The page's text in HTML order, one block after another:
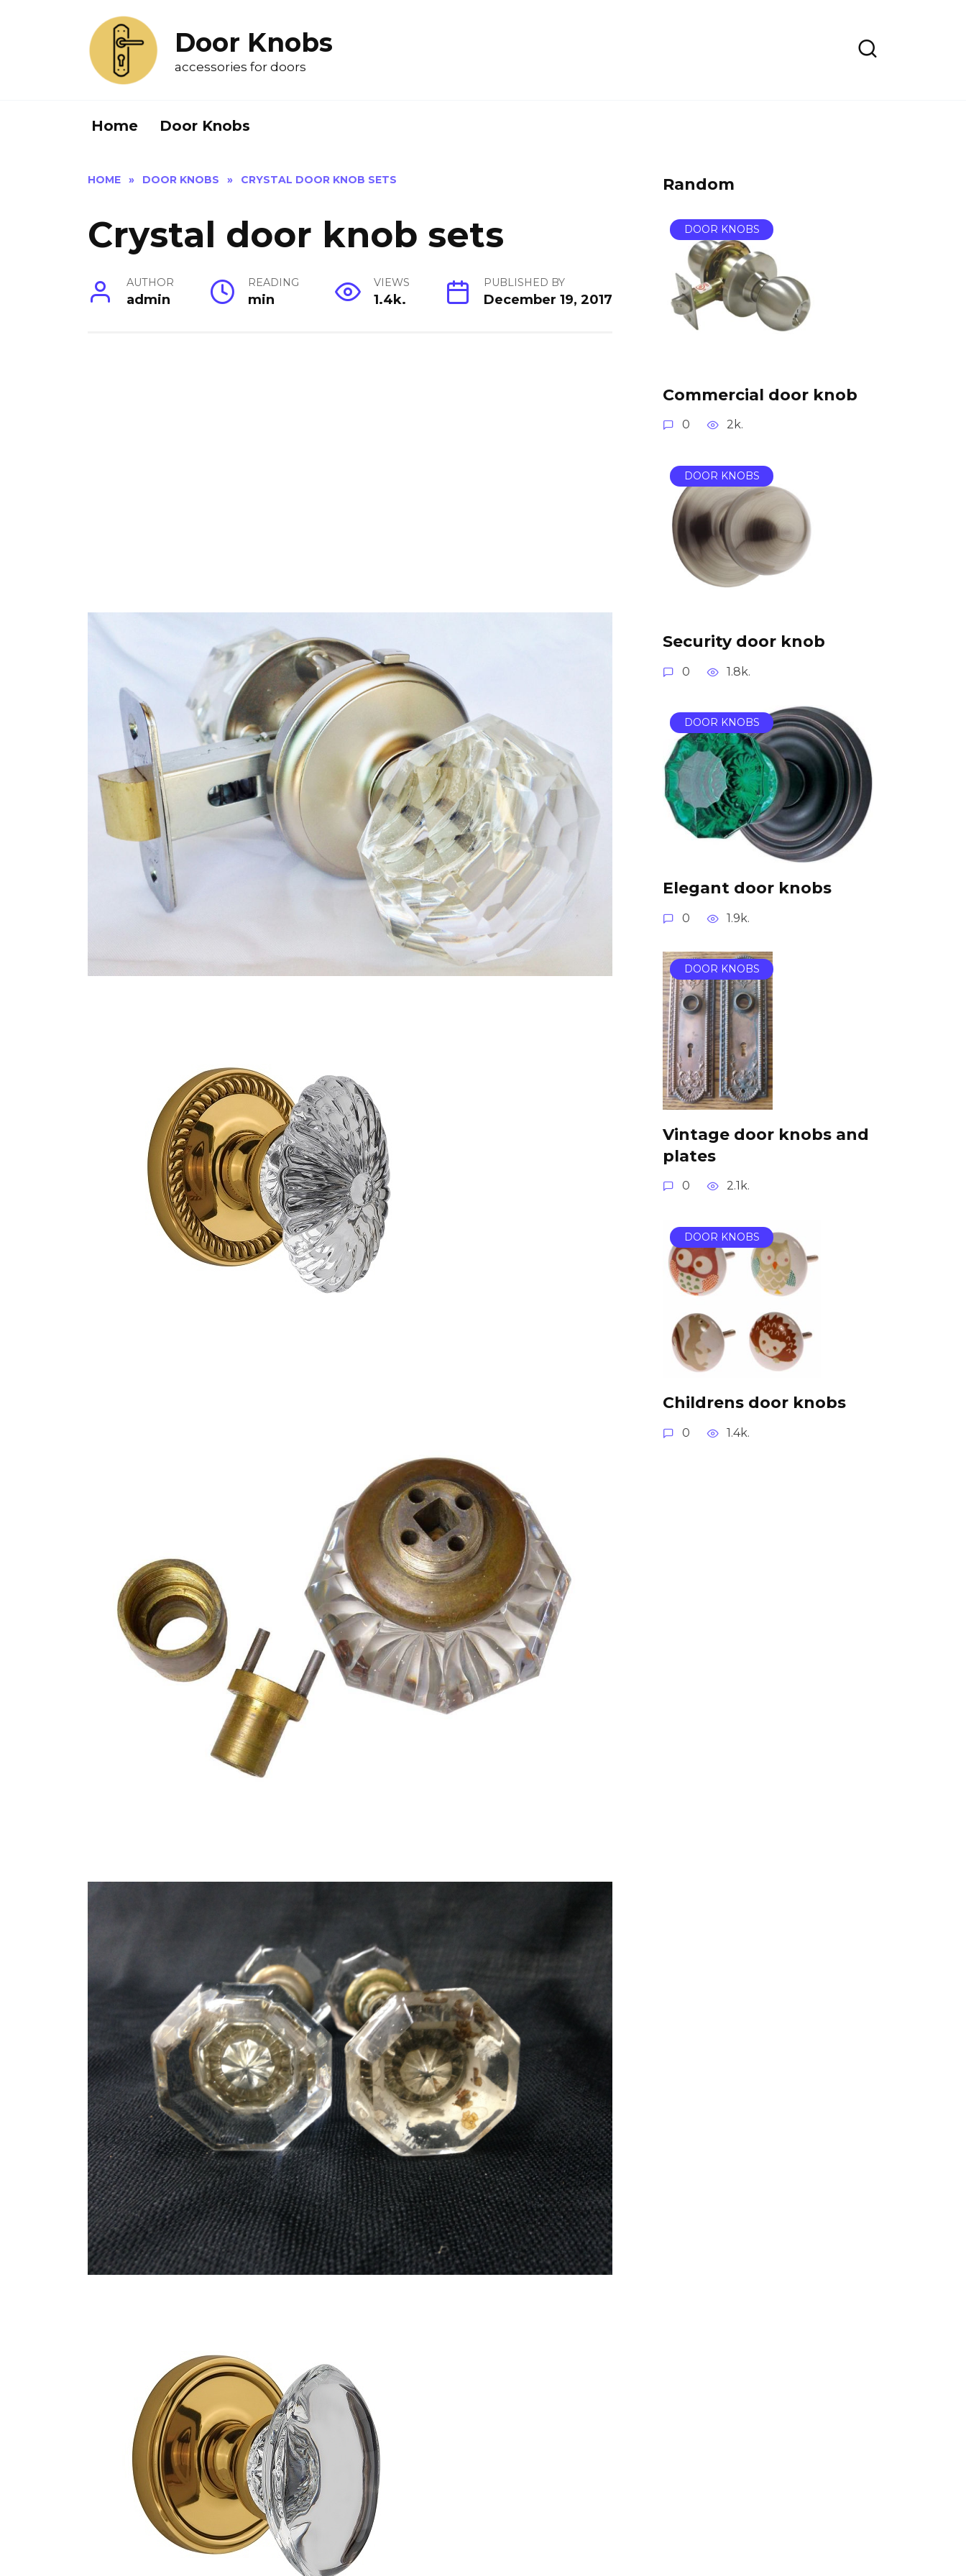
Door Knobs
accessories for doors
Home Door Knobs
HOME » DOOR KNOBS » CRYSTAL DOOR KNOB SETS
Crystal door knob sets
AUTHOR
admin
READING
min
VIEWS
1.4k.
PUBLISHED BY
December 19, 2017
Random
DOOR KNOBS
Commercial door knob
0 2k.
DOOR KNOBS
Security door knob
0 1.8k.
DOOR KNOBS
Elegant door knobs
0 1.9k.
DOOR KNOBS
Vintage door knobs and
plates
0 2.1k.
DOOR KNOBS
Childrens door knobs
0 1.4k.